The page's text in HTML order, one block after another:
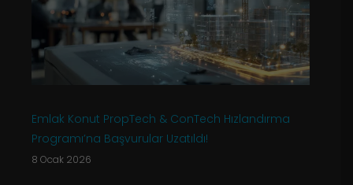
Emlak Konut PropTech & ConTech Hızlandırma
Programı’na Başvurular Uzatıldı!
8 Ocak 2026